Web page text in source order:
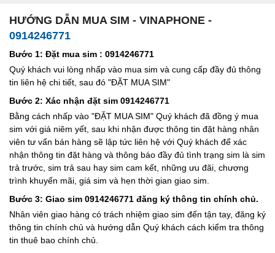
HƯỚNG DẪN MUA SIM - VINAPHONE -
0914246771
Bước 1: Đặt mua sim : 0914246771
Quý khách vui lòng nhấp vào mua sim và cung cấp đầy đủ thông
tin liên hệ chi tiết, sau đó "ĐẶT MUA SIM"
Bước 2: Xác nhận đặt sim 0914246771
Bằng cách nhấp vào "ĐẶT MUA SIM" Quý khách đã đồng ý mua
sim với giá niêm yết, sau khi nhận được thông tin đặt hàng nhân
viên tư vấn bán hàng sẽ lập tức liên hệ với Quý khách để xác
nhận thông tin đặt hàng và thông báo đầy đủ tình trạng sim là sim
trả trước, sim trả sau hay sim cam kết, những ưu đãi, chương
trình khuyến mãi, giá sim và hẹn thời gian giao sim.
Bước 3: Giao sim 0914246771 đăng ký thông tin chính chủ.
Nhân viên giao hàng có trách nhiệm giao sim đến tận tay, đăng ký
thông tin chính chủ và hướng dẫn Quý khách cách kiểm tra thông
tin thuê bao chính chủ.